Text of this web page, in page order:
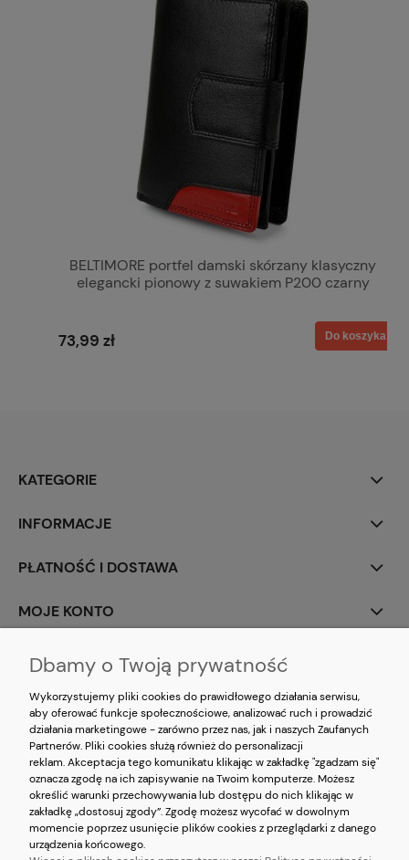
BELTIMORE portfel damski skórzany klasyczny
elegancki pionowy z suwakiem P200 czarny
73,99 zł Do koszyka
KATEGORIE
INFORMACJE
PŁATNOŚĆ I DOSTAWA
MOJE KONTO
O NAS
Korzystanie z witryny oznacza zgodę nawykorzystywanie plików cookies
akceptację Polityki prywatności orazRegulaminuserwisukristorebki.pl
Copyright © 2026 kristorebki.pl
Dbamy o Twoją prywatność
Wykorzystujemy pliki cookies do prawidłowego działania serwisu,
aby oferować funkcje społecznościowe, analizować ruch i prowadzić
działania marketingowe - zarówno przez nas, jak i naszych Zaufanych
Partnerów. Pliki cookies służą również do personalizacji
reklam. Akceptacja tego komunikatu klikając w zakładkę "zgadzam się"
oznacza zgodę na ich zapisywanie na Twoim komputerze. Możesz
określić warunki przechowywania lub dostępu do nich klikając w
zakładkę „dostosuj zgody”. Zgodę możesz wycofać w dowolnym
momencie poprzez usunięcie plików cookies z przeglądarki z danego
urządzenia końcowego.